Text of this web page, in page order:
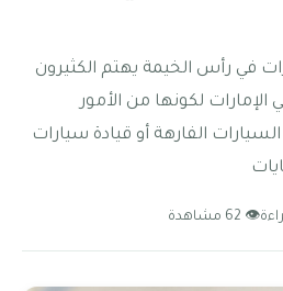
في رأس الخيمة يهتم الكثيرون
لكونها من الأمور
الفارهة أو قيادة سيارات
👁 62 مشاهدة